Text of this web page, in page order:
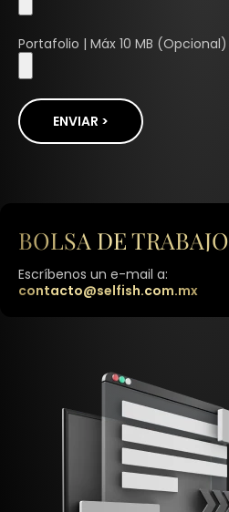
BOLSA DETRABAJO
Escríbenos un e-mail a:
contacto@selfish.com.mx
Portafolio | Máx 10 MB (Opcional)